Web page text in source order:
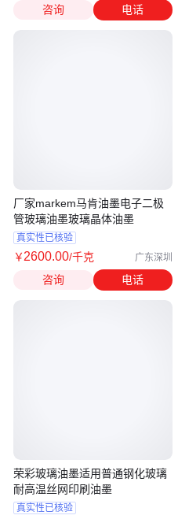
咨询 电话
厂家markem马肯油墨电子二极
管玻璃油墨玻璃晶体油墨
真实性已核验
￥2600.00/千克 广东深圳
咨询 电话
荣彩玻璃油墨适用普通钢化玻璃
耐高温丝网印刷油墨
真实性已核验